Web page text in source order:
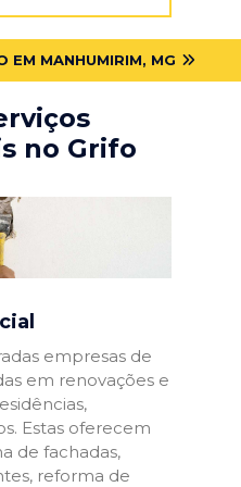
EM MANHUMIRIM, MG
no Grifo
empresas de
em renovações e
Estas oferecem
de fachadas,
reforma de